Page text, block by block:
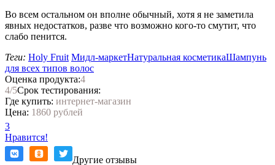
Во всем остальном он вполне обычный, хотя я не заметила
явных недостатков, разве что возможно кого-то смутит, что
слабо пенится.
Теги: Holy Fruit Мидл-маркетНатуральная косметикаШампунь
для всех типов волос
Оценка продукта:4
4/5Срок тестирования:
Где купить: интернет-магазин
Цена: 1860 рублей
3
Нравится!
Другие отзывы